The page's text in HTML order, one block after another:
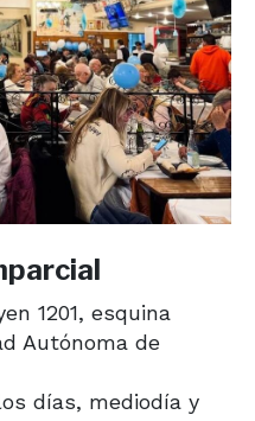
1201, esquina
Autónoma de
días, mediodía y